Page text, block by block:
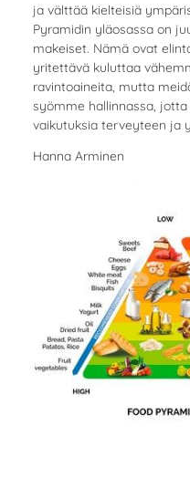
ja välttää kielteisiä
Pyramidin yläosassa on
makeiset. Nämä ovat
yritettävä kuluttaa
ravintoaineita, mutta
syömme hallinnassa,
vaikutuksia terveyteen ja
Hanna Arminen